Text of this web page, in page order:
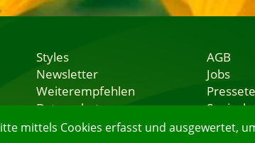
mittels Cookies erfasst und ausgewertet,
Styles
Newsletter
Weiterempfehlen
Datenschutz
Nutzungsbedingungen
AGB
Jobs